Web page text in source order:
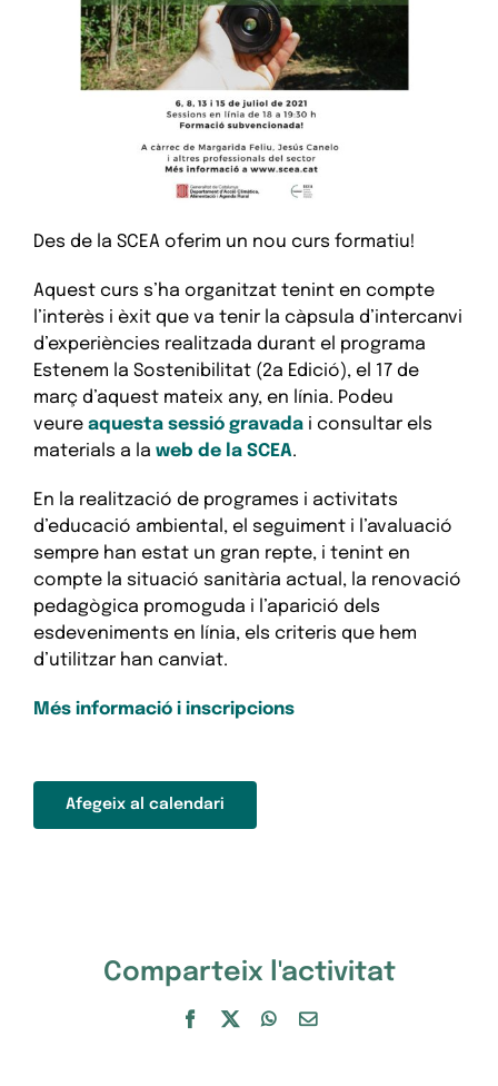
Des de la SCEA oferim un nou curs formatiu!
Aquest curs s’ha organitzat tenint en compte
l’interès i èxit que va tenir la càpsula d’intercanvi
d’experiències realitzada durant el programa
Estenem la Sostenibilitat (2a Edició), el 17 de
març d’aquest mateix any, en línia. Podeu
veure aquesta sessió gravada i consultar els
materials a la web de la SCEA.
En la realització de programes i activitats
d’educació ambiental, el seguiment i l’avaluació
sempre han estat un gran repte, i tenint en
compte la situació sanitària actual, la renovació
pedagògica promoguda i l’aparició dels
esdeveniments en línia, els criteris que hem
d’utilitzar han canviat.
Més informació i inscripcions
Afegeix al calendari
Comparteix l'activitat
Facebook WhatsApp
Email: